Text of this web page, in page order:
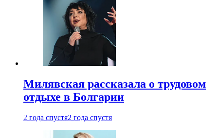
Милявская рассказала о трудовом
отдыхе в Болгарии
2 года спустя2 года спустя